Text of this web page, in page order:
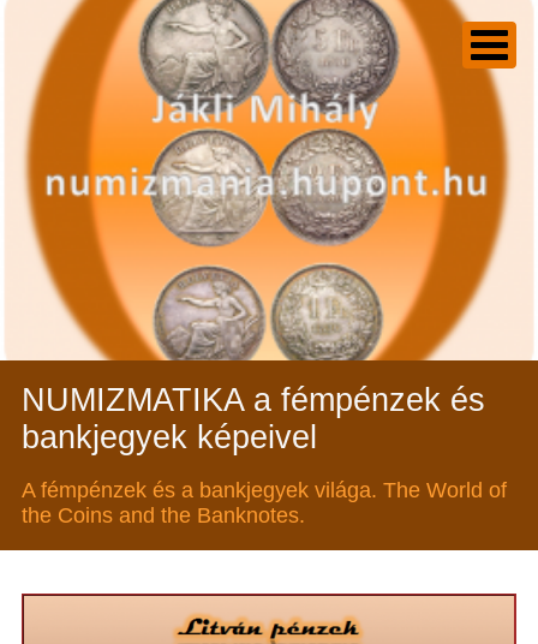
NUMIZMATIKA a fémpénzek és
bankjegyek képeivel
A fémpénzek és a bankjegyek világa. The World of
the Coins and the Banknotes.